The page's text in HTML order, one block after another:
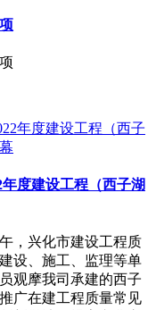
度建设工程（西子湖
，兴化市建设工程质
设、施工、监理等单
观摩我司承建的西子
广在建工程质量常见